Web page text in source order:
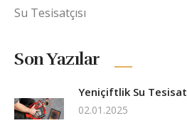
Su Tesisatçısı
Son Yazılar
Yeniçiftlik Su Tesisat
02.01.2025